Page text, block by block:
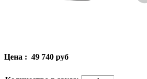
Цена : 49 740 руб